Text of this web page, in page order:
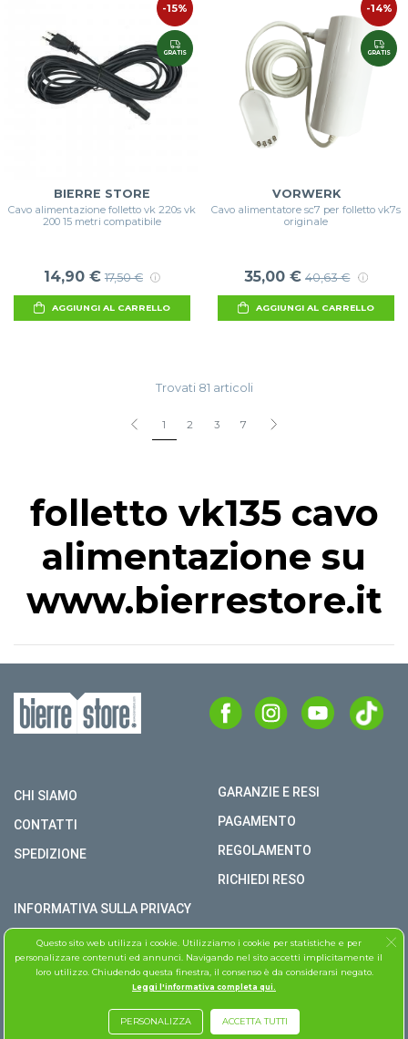
-15%
GRATIS
BIERRE STORE
Cavo alimentazione folletto vk 220s vk
200 15 metri compatibile
14,90 € 17,50 €
AGGIUNGI AL CARRELLO
-14%
GRATIS
VORWERK
Cavo alimentatore sc7 per folletto vk7s
originale
35,00 € 40,63 €
AGGIUNGI AL CARRELLO
Trovati 81 articoli
1 2 3 7
folletto vk135 cavo
alimentazione su
www.bierrestore.it
CHI SIAMO
CONTATTI
SPEDIZIONE
GARANZIE E RESI
PAGAMENTO
REGOLAMENTO
RICHIEDI RESO
INFORMATIVA SULLA PRIVACY
COPYRIGHT © BIERRE STORE S.R.L. P.I. 02979990609
TUTTI I DIRITTI RISERVATI
ASSISTENZA FOLLETTO
Questo sito web utilizza i cookie. Utilizziamo i cookie per statistiche e per
personalizzare contenuti ed annunci. Navigando nel sito accetti implicitamente il
loro utilizzo. Chiudendo questa finestra, il consenso è da considerarsi negato.
Leggi l'informativa completa qui.
PERSONALIZZA ACCETTA TUTTI